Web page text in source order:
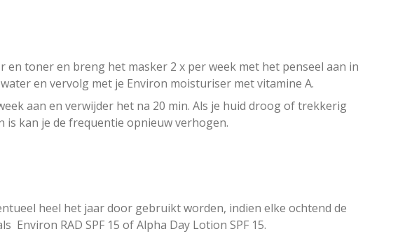
toner en breng het masker 2 x per week met het penseel aan in
en vervolg met je Environ moisturiser met vitamine A.
aan en verwijder het na 20 min. Als je huid droog of trekkerig
kan je de frequentie opnieuw verhogen.
heel het jaar door gebruikt worden, indien elke ochtend de
RAD SPF 15 of Alpha Day Lotion SPF 15.